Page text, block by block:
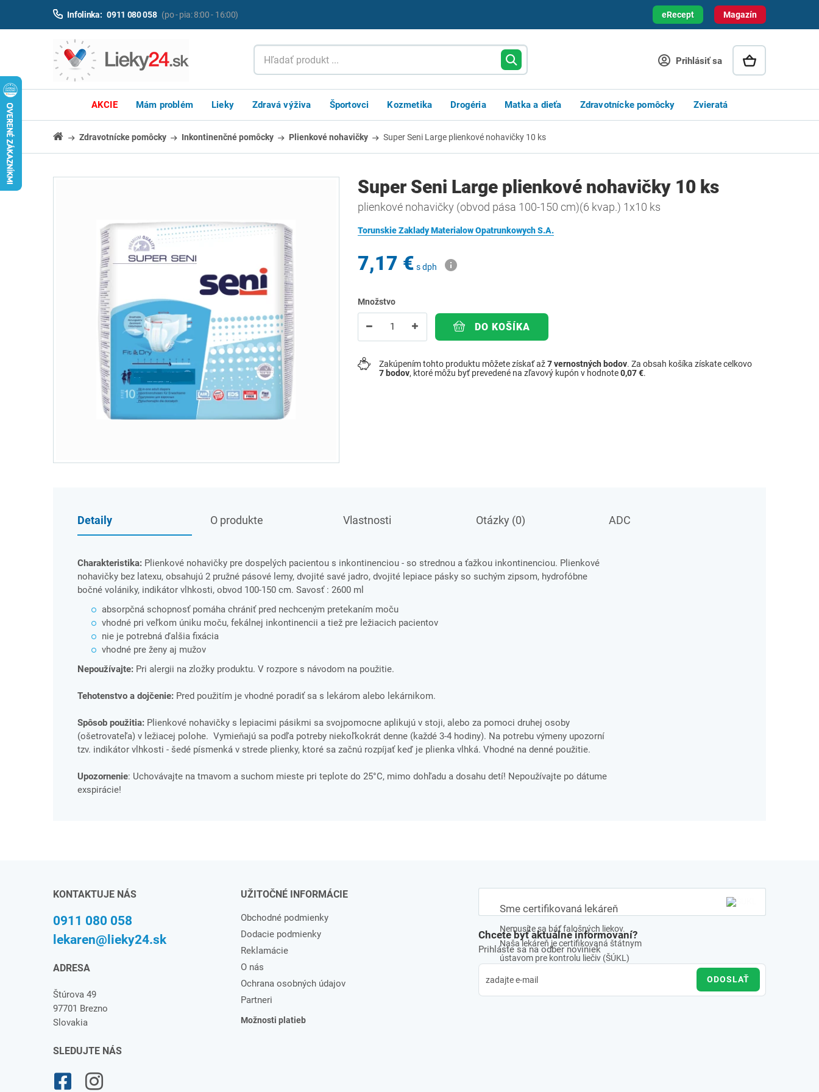
Magazín
Infolinka: 0911 080 058 (po - pia: 8:00 - 16:00) eRecept
Prihlásiť sa
AKCIE Mám problém Lieky Zdravá výživa Športovci Kozmetika Drogéria Matka a dieťa Zdravotnícke pomôcky Zvieratá
Zdravotnícke pomôcky Inkontinenčné pomôcky Plienkové nohavičky Super Seni Large plienkové nohavičky 10 ks
Super Seni Large plienkové nohavičky 10 ks
plienkové nohavičky (obvod pása 100-150 cm)(6 kvap.) 1x10 ks
Torunskie Zaklady Materialow Opatrunkowych S.A.
7,17 € s dph
Množstvo
DO KOŠÍKA
Zakúpením tohto produktu môžete získať až7vernostných bodov. Za obsah košíka získate celkovo
7 bodov, ktoré môžu byť prevedené na zľavový kupón v hodnote0,07 €.
Detaily O produkte Vlastnosti Otázky (0) ADC
Charakteristika: Plienkové nohavičky pre dospelých pacientou s inkontinenciou - so strednou a ťažkou inkontinenciou. Plienkové
nohavičky bez latexu, obsahujú 2 pružné pásové lemy, dvojité savé jadro, dvojité lepiace pásky so suchým zipsom, hydrofóbne
bočné volániky, indikátor vlhkosti, obvod 100-150 cm. Savosť : 2600 ml
absorpčná schopnosť pomáha chrániť pred nechceným pretekaním moču
vhodné pri veľkom úniku moču, fekálnej inkontinencii a tiež pre ležiacich pacientov
nie je potrebná ďalšia fixácia
vhodné pre ženy aj mužov
Nepoužívajte: Pri alergii na zložky produktu. V rozpore s návodom na použitie.
Tehotenstvo a dojčenie: Pred použitím je vhodné poradiť sa s lekárom alebo lekárnikom.
Spôsob použitia: Plienkové nohavičky s lepiacimi pásikmi sa svojpomocne aplikujú v stoji, alebo za pomoci druhej osoby
(ošetrovateľa) v ležiacej polohe. Vymieňajú sa podľa potreby niekoľkokrát denne (každé 3-4 hodiny). Na potrebu výmeny upozorní
tzv. indikátor vlhkosti - šedé písmenká v strede plienky, ktoré sa začnú rozpíjať keď je plienka vlhká. Vhodné na denné použitie.
Upozornenie: Uchovávajte na tmavom a suchom mieste pri teplote do 25°C, mimo dohľadu a dosahu detí! Nepoužívajte po dátume
exspirácie!
Sme certifikovaná lekáreň
Nemusíte sa báť falošných liekov.
Naša lekáreň je certifikovaná štátnym
ústavom pre kontrolu liečiv (ŠÚKL)
KONTAKTUJE NÁS
0911 080 058
lekaren@lieky24.sk
ADRESA
Štúrova 49
97701 Brezno
Slovakia
SLEDUJTE NÁS
UŽITOČNÉ INFORMÁCIE
Obchodné podmienky
Dodacie podmienky
Reklamácie
O nás
Ochrana osobných údajov
Partneri
Možnosti platieb
Chcete byť aktuálne informovaní?
Prihláste sa na odber noviniek
ODOSLAŤ